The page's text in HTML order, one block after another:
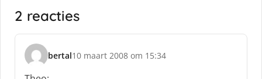
2 reacties
bertal
s
c
10 maart 2008 om 15:34